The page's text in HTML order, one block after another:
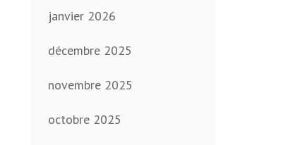
janvier 2026
décembre 2025
novembre 2025
octobre 2025